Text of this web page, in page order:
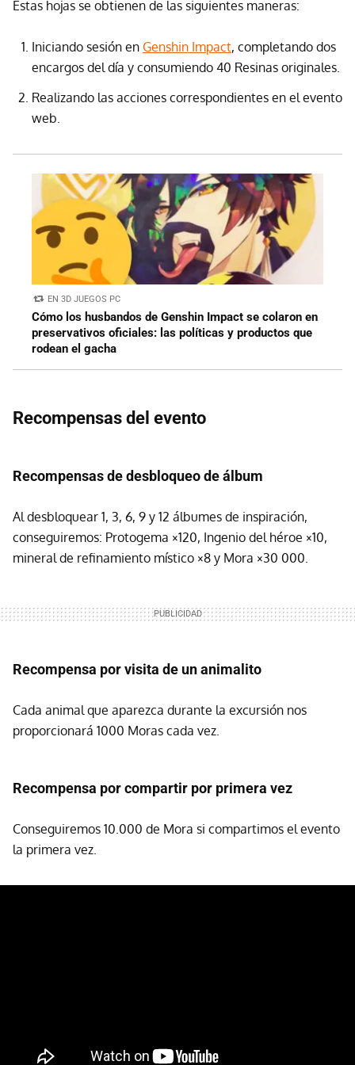
Estas hojas se obtienen de las siguientes maneras:
Iniciando sesión en Genshin Impact, completando dos
encargos del día y consumiendo 40 Resinas originales.
Realizando las acciones correspondientes en el evento
web.
EN 3D JUEGOS PC
Cómo los husbandos de Genshin Impact se colaron en
preservativos oficiales: las políticas y productos que
rodean el gacha
Recompensas del evento
Recompensas de desbloqueo de álbum
Al desbloquear 1, 3, 6, 9 y 12 álbumes de inspiración,
conseguiremos: Protogema ×120, Ingenio del héroe ×10,
mineral de refinamiento místico ×8 y Mora ×30 000.
Recompensa por visita de un animalito
Cada animal que aparezca durante la excursión nos
proporcionará 1000 Moras cada vez.
Recompensa por compartir por primera vez
Conseguiremos 10.000 de Mora si compartimos el evento
la primera vez.